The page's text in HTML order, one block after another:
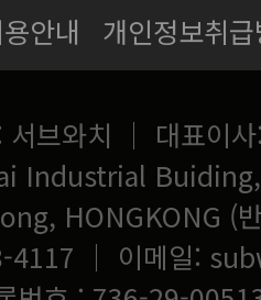
안내 개인정보취
서브와치 ｜ 대표이
HONGKONG (
4117 ｜ 이메일: